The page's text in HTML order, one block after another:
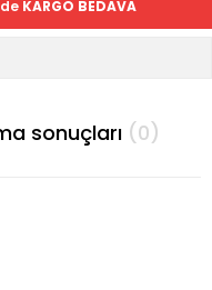
KARGO BEDAVA
sonuçları (0)